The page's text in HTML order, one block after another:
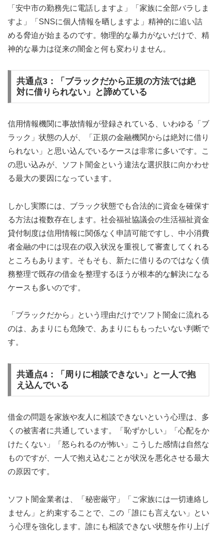
「安中市の勤務先に電話しますよ」「家族に全部バラしま
すよ」「SNSに個人情報を晒しますよ」精神的に追い詰
める脅迫が始まるのです。物理的な暴力がないだけで、精
神的な暴力は従来の闇金と何も変わりません。
共通点3：「ブラックだから正規の方法では絶
対に借りられない」と諦めている
信用情報機関に事故情報が登録されている、いわゆる「ブ
ラック」状態の人が、「正規の金融機関からは絶対に借り
られない」と思い込んでいるケースは非常に多いです。こ
の思い込みが、ソフト闇金という違法な選択肢に向かわせ
る最大の要因になっています。
しかし実際には、ブラック状態でも合法的に資金を確保す
る方法は複数存在します。社会福祉協議会の生活福祉資金
貸付制度は信用情報に関係なく申請可能ですし、中小消費
者金融の中には現在の収入状況を重視して審査してくれる
ところもあります。そもそも、新たに借りるのではなく債
務整理で既存の借金を整理するほうが根本的な解決になる
ケースも多いのです。
「ブラックだから」という理由だけでソフト闇金に流れる
のは、あまりにも危険で、あまりにももったいない判断で
す。
共通点4：「周りに相談できない」と一人で抱
え込んでいる
借金の問題を家族や友人に相談できないという心理は、多
くの被害者に共通しています。「恥ずかしい」「心配をか
けたくない」「怒られるのが怖い」こうした感情は自然な
ものですが、一人で抱え込むことが状況を悪化させる最大
の原因です。
ソフト闇金業者は、「秘密厳守」「ご家族には一切連絡し
ません」と約束することで、この「誰にも言えない」とい
う心理を強化します。誰にも相談できない状態を作り上げ